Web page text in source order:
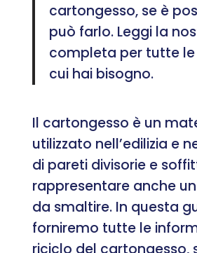
cartongesso, se è
può farlo. Leggi la
completa per tutte
cui hai bisogno.
Il cartongesso è un
utilizzato nell’edilizia e
di pareti divisorie e
rappresentare anche
da smaltire. In questa
forniremo tutte le
riciclo del cartongesso,